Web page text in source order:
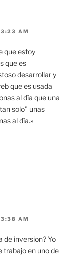
3:23 AM
que estoy
que es
desarrollar y
que es usada
al día que una
solo” unas
al día.»
3:38 AM
de inversion? Yo
trabajo en uno de